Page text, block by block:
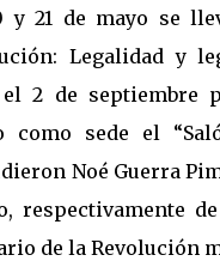
y 21 de mayo se
Legalidad y
2 de septiembre
como sede el
Noé Guerra
respectivamente
de la Revolución